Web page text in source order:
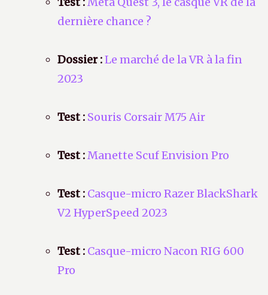
dernière chance ?
Dossier :Le marché de la VR à la fin
2023
Test : Souris Corsair M75 Air
Test :Manette Scuf Envision Pro
Test : Casque-micro Razer BlackShark
V2 HyperSpeed 2023
Test : Casque-micro Nacon RIG 600
Pro